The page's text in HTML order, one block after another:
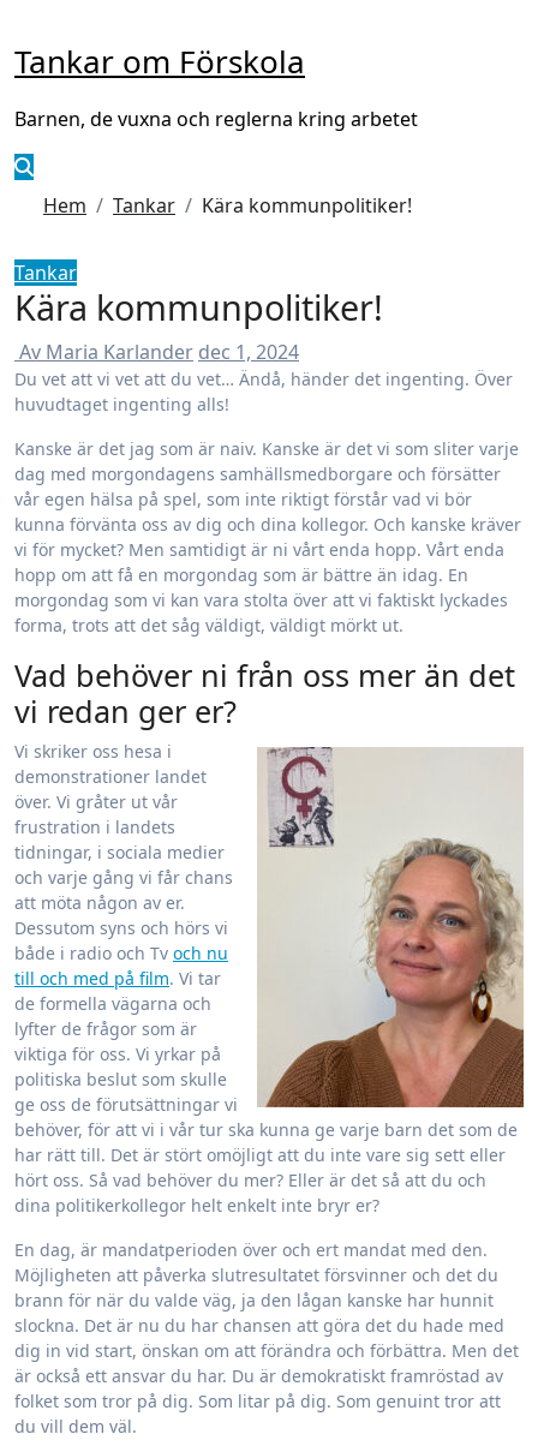
innehåll
Tankar om Förskola
Barnen, de vuxna och reglerna kring arbetet
Hem Tankar Kära kommunpolitiker!
Tankar
Kära kommunpolitiker!
Av Maria Karlander dec 1, 2024
Du vet att vi vet att du vet… Ändå, händer det ingenting. Över
huvudtaget ingenting alls!
Kanske är det jag som är naiv. Kanske är det vi som sliter varje
dag med morgondagens samhällsmedborgare och försätter
vår egen hälsa på spel, som inte riktigt förstår vad vi bör
kunna förvänta oss av dig och dina kollegor. Och kanske kräver
vi för mycket? Men samtidigt är ni vårt enda hopp. Vårt enda
hopp om att få en morgondag som är bättre än idag. En
morgondag som vi kan vara stolta över att vi faktiskt lyckades
forma, trots att det såg väldigt, väldigt mörkt ut.
Vad behöver ni från oss mer än det
vi redan ger er?
Vi skriker oss hesa i
demonstrationer landet
över. Vi gråter ut vår
frustration i landets
tidningar, i sociala medier
och varje gång vi får chans
att möta någon av er.
Dessutom syns och hörs vi
både i radio och Tv och nu
till och med på film. Vi tar
de formella vägarna och
lyfter de frågor som är
viktiga för oss. Vi yrkar på
politiska beslut som skulle
ge oss de förutsättningar vi
behöver, för att vi i vår tur ska kunna ge varje barn det som de
har rätt till. Det är stört omöjligt att du inte vare sig sett eller
hört oss. Så vad behöver du mer? Eller är det så att du och
dina politikerkollegor helt enkelt inte bryr er?
En dag, är mandatperioden över och ert mandat med den.
Möjligheten att påverka slutresultatet försvinner och det du
brann för när du valde väg, ja den lågan kanske har hunnit
slockna. Det är nu du har chansen att göra det du hade med
dig in vid start, önskan om att förändra och förbättra. Men det
är också ett ansvar du har. Du är demokratiskt framröstad av
folket som tror på dig. Som litar på dig. Som genuint tror att
du vill dem väl.